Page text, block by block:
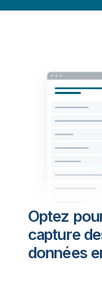
Optez
capture
données